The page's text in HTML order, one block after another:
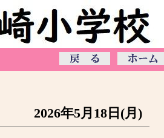
2026年5月18日(月)